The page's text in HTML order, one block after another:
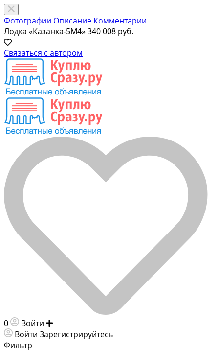
Фотографии Описание Комментарии
Лодка «Казанка-5М4» 340 008 руб.
Связаться с автором
0 Войти
Войти Зарегистрируйтесь
Фильтр